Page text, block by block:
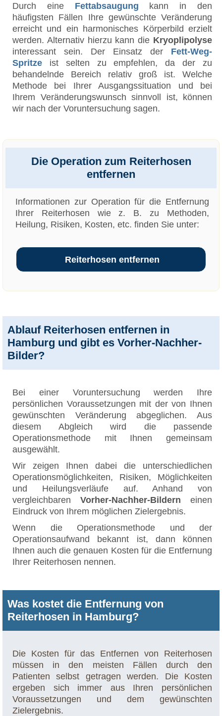
Durch eine Fettabsaugung kann in den
häufigsten Fällen Ihre gewünschte Veränderung
erreicht und ein harmonisches Körperbild erzielt
werden. Alternativ hierzu kann die Kryoplipolyse
interessant sein. Der Einsatz der Fett-Weg-
Spritze ist selten zu empfehlen, da der zu
behandelnde Bereich relativ groß ist. Welche
Methode bei Ihrer Ausgangssituation und bei
Ihrem Veränderungswunsch sinnvoll ist, können
wir nach der Voruntersuchung sagen.
Die Operation zum Reiterhosen
entfernen
Informationen zur Operation für die Entfernung
Ihrer Reiterhosen wie z. B. zu Methoden,
Heilung, Risiken, Kosten, etc. finden Sie unter:
Reiterhosen entfernen
Ablauf Reiterhosen entfernen in
Hamburg und gibt es Vorher-Nachher-
Bilder?
Bei einer Voruntersuchung werden Ihre
persönlichen Voraussetzungen mit der von Ihnen
gewünschten Veränderung abgeglichen. Aus
diesem Abgleich wird die passende
Operationsmethode mit Ihnen gemeinsam
ausgewählt.
Wir zeigen Ihnen dabei die unterschiedlichen
Operationsmöglichkeiten, Risiken, Möglichkeiten
und Heilungsverläufe auf. Anhand von
vergleichbaren Vorher-Nachher-Bildern einen
Eindruck von Ihrem möglichen Zielergebnis.
Wenn die Operationsmethode und der
Operationsaufwand bekannt ist, dann können
Ihnen auch die genauen Kosten für die Entfernung
Ihrer Reiterhosen nennen.
Was kostet die Entfernung von
Reiterhosen in Hamburg?
Die Kosten für das Entfernen von Reiterhosen
müssen in den meisten Fällen durch den
Patienten selbst getragen werden. Die Kosten
ergeben sich immer aus Ihren persönlichen
Voraussetzungen und dem gewünschten
Zielergebnis.